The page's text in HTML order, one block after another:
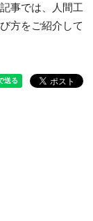
事では、人間工
方をご紹介して